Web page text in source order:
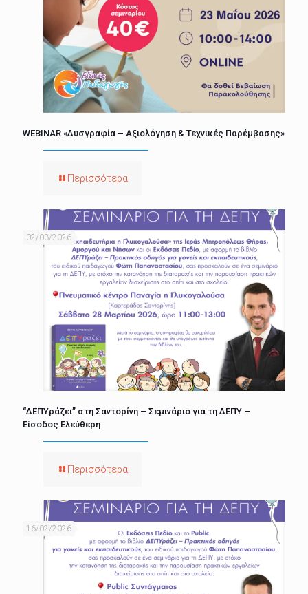
WEBINAR «Δυσγραφία – Αξιολόγηση & Τεχνικές Παρέμβασης»
Περισσότερα
02/03/2026
“ΔΕΠΥράζει” στη Σαντορίνη – Σεμινάριο για τη ΔΕΠΥ –
Είσοδος Ελεύθερη
Περισσότερα
16/02/2026